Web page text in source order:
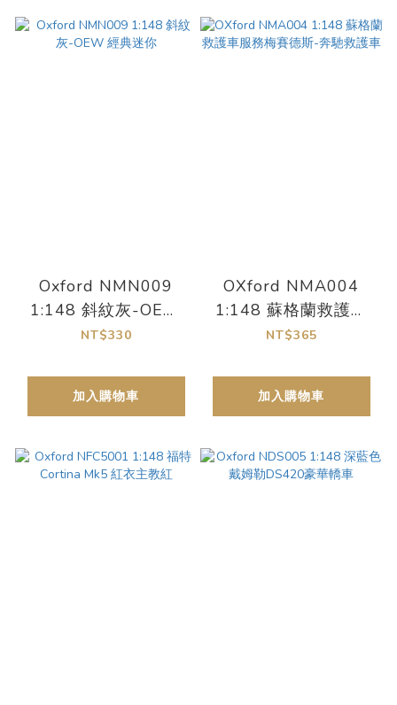
Oxford NMN009
1:148 斜紋灰-OEW
經典迷你
NT$330
加入購物車
OXford NMA004
1:148 蘇格蘭救護車
服務梅賽德斯-奔馳救
NT$365
加入購物車